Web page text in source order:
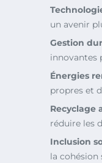
un avenir
Gestion
innovantes
Énergies
propres et
Recyclage
réduire les
Inclusion
la cohésion